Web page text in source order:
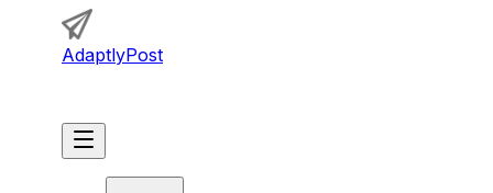
AdaptlyPost